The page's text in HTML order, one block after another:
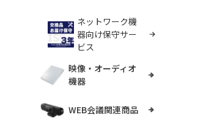
ネットワーク機
器向け保守サー
ビス
映像・オーディオ
機器
WEB会議関連商品